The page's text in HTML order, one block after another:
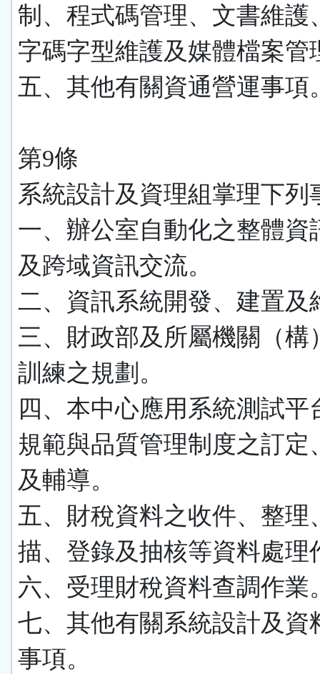
制、程式碼管理、文書維護
字碼字型維護及媒體檔案管
五、其他有關資通營運事項
第9條
系統設計及資理組掌理下列
一、辦公室自動化之整體資
及跨域資訊交流。
二、資訊系統開發、建置及
三、財政部及所屬機關（構
訓練之規劃。
四、本中心應用系統測試平
規範與品質管理制度之訂定
及輔導。
五、財稅資料之收件、整理
描、登錄及抽核等資料處理
六、受理財稅資料查調作業
七、其他有關系統設計及資
事項。